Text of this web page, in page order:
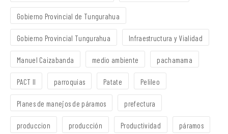
Gobierno Provincial de Tungurahua
Gobierno Provincial Tungurahua Infraestructura y Vialidad
Manuel Caizabanda medio ambiente pachamama
PACT II parroquias Patate Pelileo
Planes de manejos de páramos prefectura
produccion producción Productividad páramos